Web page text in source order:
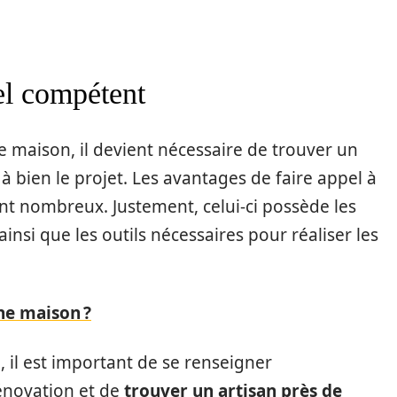
compétent
maison, il devient nécessaire de trouver un
le projet. Les avantages de faire appel à
nombreux. Justement, celui-ci possède les
que les outils nécessaires pour réaliser les
maison ?
il est important de se renseigner
et de trouver un artisan près de